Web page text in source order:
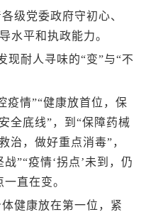
级党委政府守初心、
水平和执政能力。
现耐人寻味的“变”与“不
疫情”“健康放首位，保
全底线”，到“保障药械
治，做好重点消毒”，
”“疫情‘拐点’未到，仍
直在变。
健康放在第一位，紧